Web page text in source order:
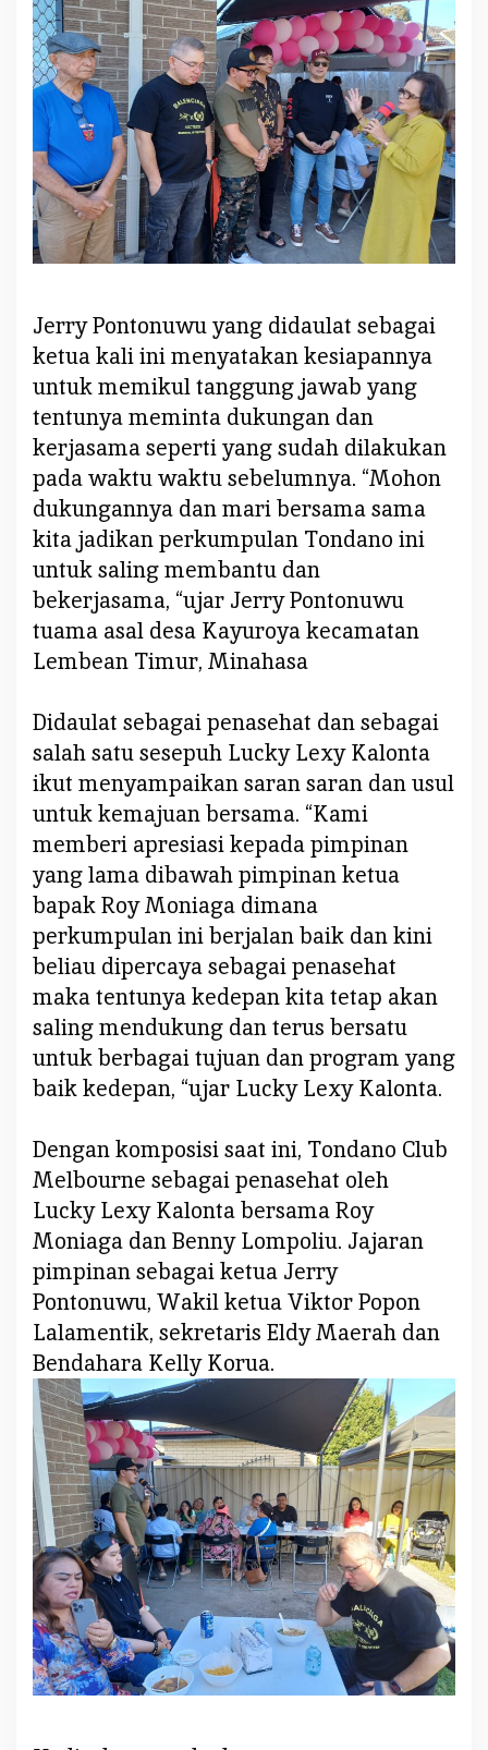
M
e
l
o
r
n
e
(
T
Jerry Pontonuwu yang didaulat sebagai
ketua kali ini menyatakan kesiapannya
untuk memikul tanggung jawab yang
tentunya meminta dukungan dan
kerjasama seperti yang sudah dilakukan
pada waktu waktu sebelumnya. “Mohon
dukungannya dan mari bersama sama
kita jadikan perkumpulan Tondano ini
untuk saling membantu dan
bekerjasama, “ujar Jerry Pontonuwu
tuama asal desa Kayuroya kecamatan
Lembean Timur, Minahasa
Didaulat sebagai penasehat dan sebagai
salah satu sesepuh Lucky Lexy Kalonta
ikut menyampaikan saran saran dan usul
untuk kemajuan bersama. “Kami
memberi apresiasi kepada pimpinan
yang lama dibawah pimpinan ketua
bapak Roy Moniaga dimana
perkumpulan ini berjalan baik dan kini
beliau dipercaya sebagai penasehat
maka tentunya kedepan kita tetap akan
saling mendukung dan terus bersatu
untuk berbagai tujuan dan program yang
baik kedepan, “ujar Lucky Lexy Kalonta.
Dengan komposisi saat ini, Tondano Club
Melbourne sebagai penasehat oleh
Lucky Lexy Kalonta bersama Roy
Moniaga dan Benny Lompoliu. Jajaran
pimpinan sebagai ketua Jerry
Pontonuwu, Wakil ketua Viktor Popon
Lalamentik, sekretaris Eldy Maerah dan
Bendahara Kelly Korua.